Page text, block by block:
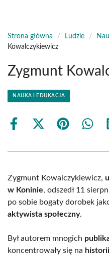
Strona główna / Ludzie /
Kowalczykiewicz
Zygmunt
NAUKA I EDUKACJA
Share
Share
(Twitter)
Share Share
Zygmunt Kowalczykiewicz,
w Koninie, odszedł 11
po sobie bogaty dorobek
aktywista społeczny.
Był autorem mnogich
koncentrowały się na